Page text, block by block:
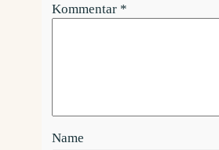
Kommentar *
Name